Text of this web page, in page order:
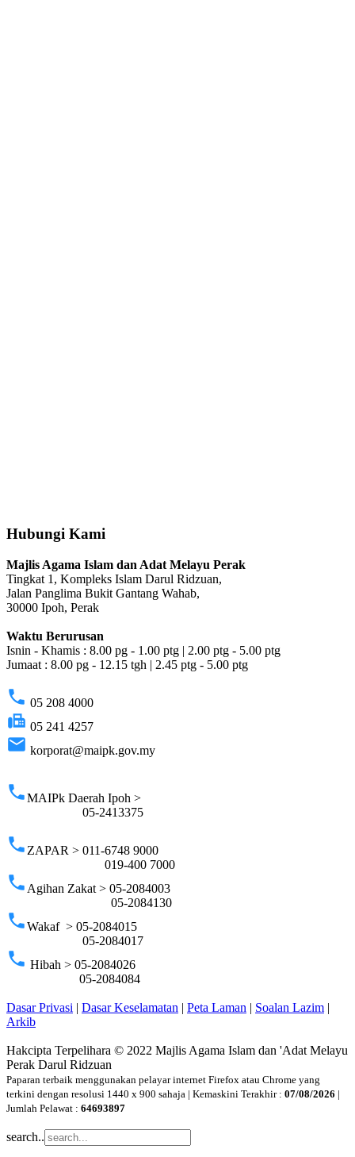
Hubungi Kami
Majlis Agama Islam dan Adat Melayu Perak
Tingkat 1, Kompleks Islam Darul Ridzuan,
Jalan Panglima Bukit Gantang Wahab,
30000 Ipoh, Perak
Waktu Berurusan
Isnin - Khamis : 8.00 pg - 1.00 ptg | 2.00 ptg - 5.00 ptg
Jumaat : 8.00 pg - 12.15 tgh | 2.45 ptg - 5.00 ptg
phone 05 208 4000
fax 05 241 4257
email korporat@maipk.gov.my
phoneMAIPk Daerah Ipoh >
05-2413375
phone ZAPAR > 011-6748 9000
019-400 7000
phone Agihan Zakat > 05-2084003
05-2084130
phoneWakaf > 05-2084015
05-2084017
phone Hibah > 05-2084026
05-2084084
Dasar Privasi | Dasar Keselamatan | Peta Laman | Soalan Lazim |
Arkib
Hakcipta Terpelihara © 2022 Majlis Agama Islam dan 'Adat Melayu
Perak Darul Ridzuan
Paparan terbaik menggunakan pelayar internet Firefox atau Chrome yang
terkini dengan resolusi 1440 x 900 sahaja | Kemaskini Terakhir : 07/08/2026 |
Jumlah Pelawat : 64693897
search..